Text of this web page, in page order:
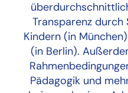
Transparenz durch
Kindern (in
(in Berlin).
Pädagogik und